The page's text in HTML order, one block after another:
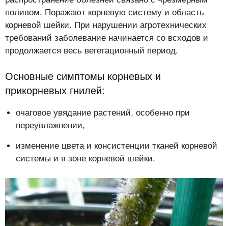
поливом. Поражают корневую систему и область
корневой шейки. При нарушении агротехнических
требований заболевание начинается со всходов и
продолжается весь вегетационный период.
Основные симптомы корневых и
прикорневых гнилей:
очаговое увядание растений, особенно при
переувлажнении,
изменение цвета и консистенции тканей корневой
системы и в зоне корневой шейки.